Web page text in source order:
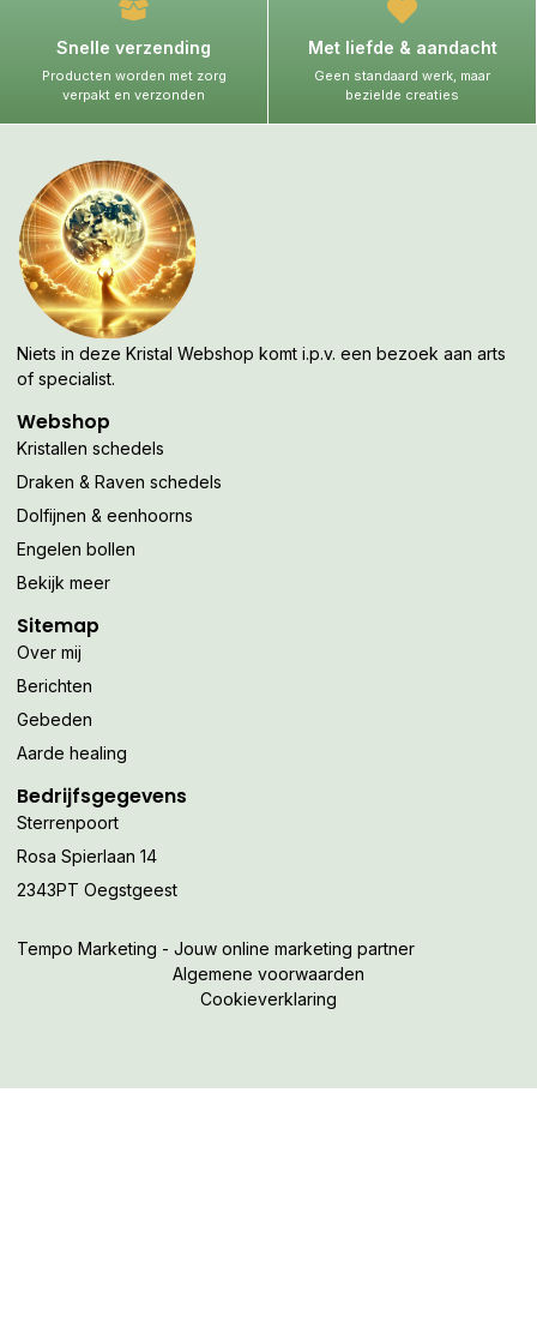
Snelle verzending
Producten worden met zorg
verpakt en verzonden
Met liefde & aandacht
Geen standaard werk, maar
bezielde creaties
Niets in deze Kristal Webshop komt i.p.v. een bezoek aan arts
of specialist.
Webshop
Kristallen schedels
Draken & Raven schedels
Dolfijnen & eenhoorns
Engelen bollen
Bekijk meer
Sitemap
Over mij
Berichten
Gebeden
Aarde healing
Bedrijfsgegevens
Sterrenpoort
Rosa Spierlaan 14
2343PT Oegstgeest
Tempo Marketing - Jouw online marketing partner
Algemene voorwaarden
Cookieverklaring